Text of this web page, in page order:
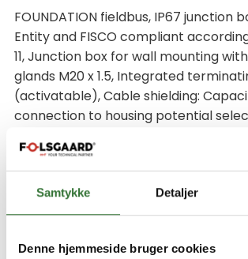
Samtykke Detaljer
Denne hjemmeside bruger cookies
FOUNDATION fieldbus, IP67 junction
Entity and FISCO compliant
11, Junction box for wall mounting
glands M20 x 1.5, Integrated
(activatable), Cable shielding:
connection to housing potential
switch, Isolated support terminal for
protective conductor incorporated
Powder-coated die-cast aluminium
Pressure compensation element
condensation, Connection of the